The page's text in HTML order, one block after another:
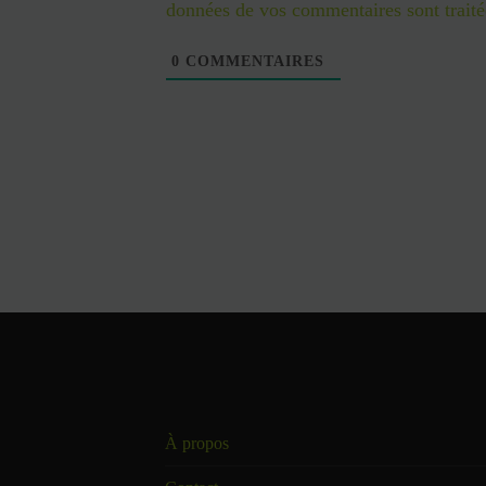
données de vos commentaires sont
0 COMMENTAIRES
À propos